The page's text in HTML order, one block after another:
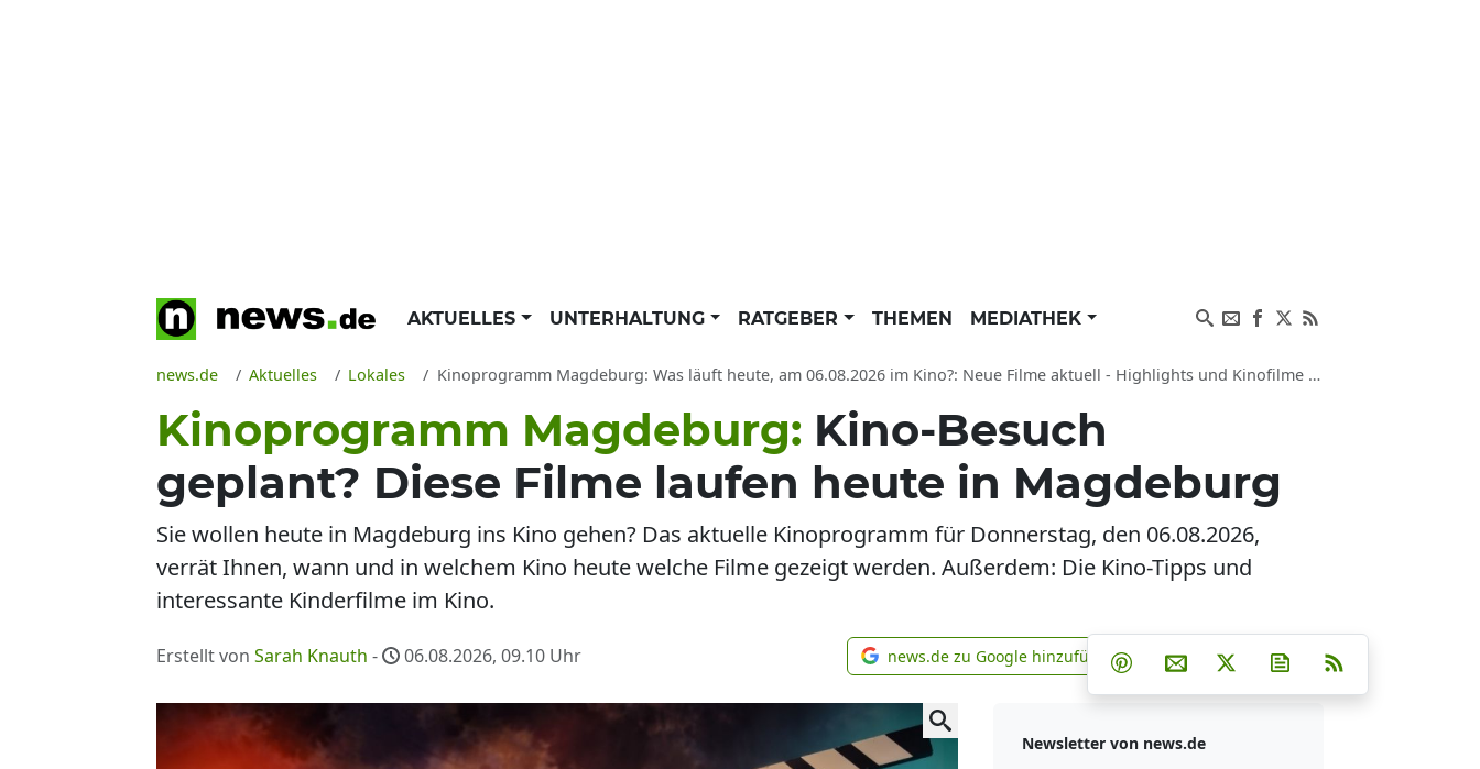
AKTUELLES UNTERHALTUNG RATGEBER THEMEN MEDIATHEK
news.de Aktuelles Lokales Kinoprogramm Magdeburg: Was läuft heute, am 06.08.2026 im Kino?: Neue Filme aktuell - Highlights und Kinofilme für Kinder bei Studiokino, CineStar Magdeburg, CinemaxX Magdeburg
Kinoprogramm Magdeburg: Kino-Besuch
geplant? Diese Filme laufen heute in Magdeburg
Sie wollen heute in Magdeburg ins Kino gehen? Das aktuelle Kinoprogramm für Donnerstag, den 06.08.2026,
verrät Ihnen, wann und in welchem Kino heute welche Filme gezeigt werden. Außerdem: Die Kino-Tipps und
interessante Kinderfilme im Kino.
Erstellt von Sarah Knauth - 06.08.2026, 09.10 Uhr news.de zu Google hinzufügen
news.de zu Google hinzufügen Teilen auf Facebook
Teilen auf Whatsapp
Teilen auf Telegram
Teilen auf Pinterest
Per E-Mail teilen
Post auf XNewsletter
Newsletter von news.de